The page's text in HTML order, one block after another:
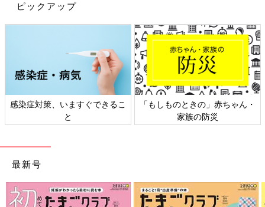
ピックアップ
感染症対策、いますぐできるこ
と
「もしものときの」赤ちゃん・
家族の防災
最新号